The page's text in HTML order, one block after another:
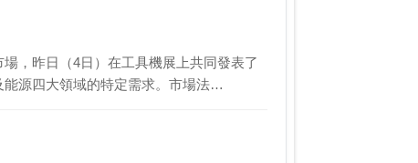
，昨日（4日）在工具機展上共同發表了
能源四大領域的特定需求。市場法…